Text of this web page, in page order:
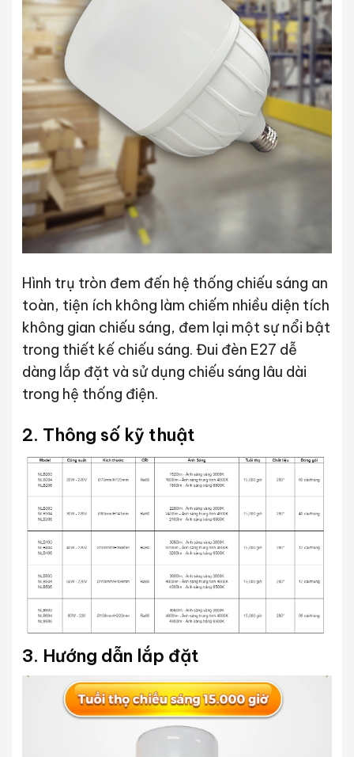
Hình trụ tròn đem đến hệ thống chiếu sáng an
toàn, tiện ích không làm chiếm nhiều diện tích
không gian chiếu sáng, đem lại một sự nổi bật
trong thiết kế chiếu sáng. Đui đèn E27 dễ
dàng lắp đặt và sử dụng chiếu sáng lâu dài
trong hệ thống điện.
2. Thông số kỹ thuật
3. Hướng dẫn lắp đặt